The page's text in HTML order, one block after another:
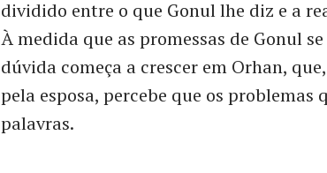
dividido entre o que Gonul lhe diz e a
À medida que as promessas de Gonul
dúvida começa a crescer em Orhan,
pela esposa, percebe que os problemas
palavras.